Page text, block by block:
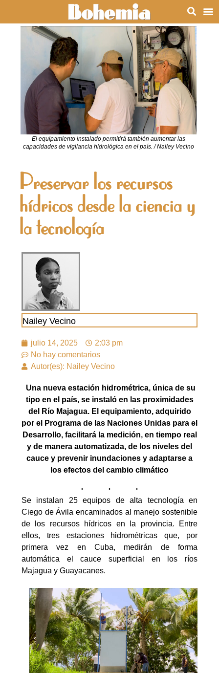
El equipamiento instalado permitirá también aumentar las
capacidades de vigilancia hidrológica en el país. / Nailey Vecino
Preservar los recursos
hídricos desde la ciencia y
la tecnología
Nailey Vecino
julio 14, 2025
2:03 pm
No hay comentarios
Autor(es): Nailey Vecino
Una nueva estación hidrométrica, única de su
tipo en el país, se instaló en las proximidades
del Río Majagua. El equipamiento, adquirido
por el Programa de las Naciones Unidas para el
Desarrollo, facilitará la medición, en tiempo real
y de manera automatizada, de los niveles del
cauce y prevenir inundaciones y adaptarse a
los efectos del cambio climático
Se instalan 25 equipos de alta tecnología en
Ciego de Ávila encaminados al manejo sostenible
de los recursos hídricos en la provincia. Entre
ellos, tres estaciones hidrométricas que, por
primera vez en Cuba, medirán de forma
automática el cauce superficial en los ríos
Majagua y Guayacanes.